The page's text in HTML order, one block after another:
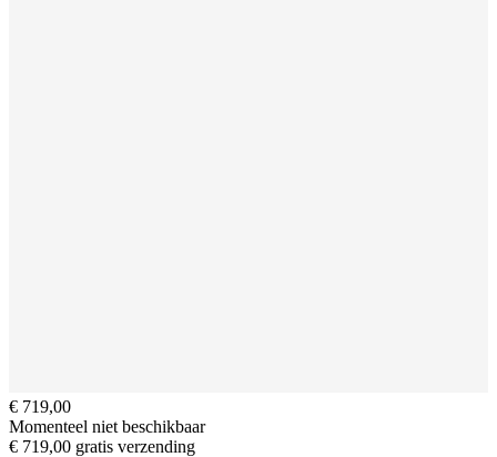
€ 719,00
Momenteel niet beschikbaar
€ 719,00 gratis verzending